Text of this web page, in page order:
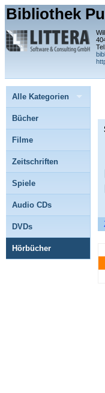
Bibliothek
Alle Kategorien
Bücher
Filme
Zeitschriften
Spiele
Audio CDs
DVDs
Hörbücher